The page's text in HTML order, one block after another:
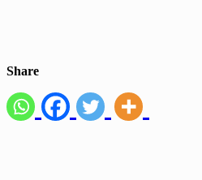
Share